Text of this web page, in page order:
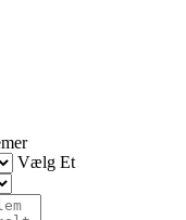
Vælg Et